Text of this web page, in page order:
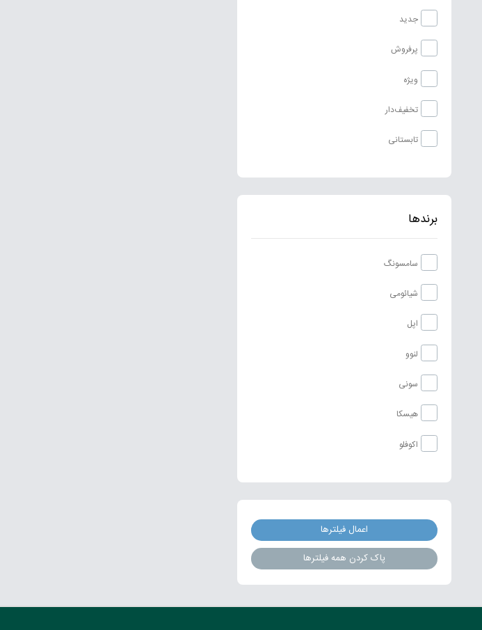
جدید
پرفروش
ویژه
تخفیف‌دار
تابستانی
برندها
سامسونگ
شیائومی
اپل
لنوو
سونی
هیسکا
اکوفلو
اعمال فیلترها
پاک کردن همه فیلترها